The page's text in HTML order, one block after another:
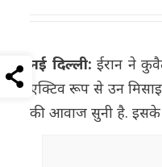
नई दिल्ली:ईरान ने
एक्टिव रूप से उन
की आवाज सुनी है. इसके